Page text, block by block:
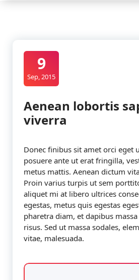
9
Sep, 2015
Aenean lobortis
viverra
Donec finibus sit amet orci eget
posuere ante ut erat fringilla,
metus mattis. Aenean dictum
Proin varius turpis ut sem
aliquet mi at libero ultrices
egestas, metus quis egestas
pharetra diam, et dapibus
risus. Sed ut massa sodales,
vitae, malesuada.